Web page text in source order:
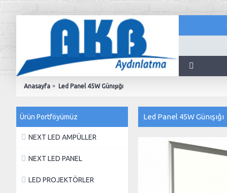
Anasayfa Led Panel 45W Günışığı
Ürün Portföyümüz
NEXT LED AMPÜLLER
NEXT LED PANEL
LED PROJEKTÖRLER
Led Panel 45W Günışığı